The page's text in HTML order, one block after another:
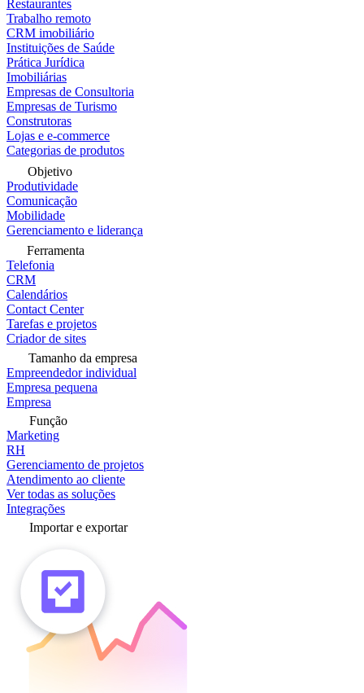
Restaurantes
Trabalho remoto
CRM imobiliário
Instituições de Saúde
Prática Jurídica
Imobiliárias
Empresas de Consultoria
Empresas de Turismo
Construtoras
Lojas e e-commerce
Categorias de produtos
Objetivo
Produtividade
Comunicação
Mobilidade
Gerenciamento e liderança
Ferramenta
Telefonia
CRM
Calendários
Contact Center
Tarefas e projetos
Criador de sites
Tamanho da empresa
Empreendedor individual
Empresa pequena
Empresa
Função
Marketing
RH
Gerenciamento de projetos
Atendimento ao cliente
Ver todas as soluções
Integrações
Importar e exportar